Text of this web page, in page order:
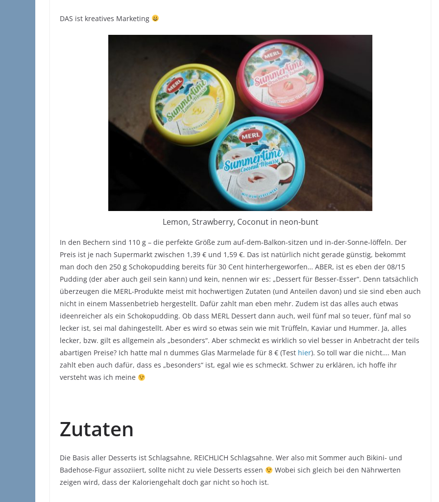
DAS ist kreatives Marketing
Lemon, Strawberry, Coconut in neon-bunt
In den Bechern sind 110 g – die perfekte Größe zum auf-dem-Balkon-sitzen und in-der-Sonne-löffeln. Der
Preis ist je nach Supermarkt zwischen 1,39 € und 1,59 €. Das ist natürlich nicht gerade günstig, bekommt
man doch den 250 g Schokopudding bereits für 30 Cent hinterhergeworfen… ABER, ist es eben der 08/15
Pudding (der aber auch geil sein kann) und kein, nennen wir es: „Dessert für Besser-Esser“. Denn tatsächlich
überzeugen die MERL-Produkte meist mit hochwertigen Zutaten (und Anteilen davon) und sie sind eben auch
nicht in einem Massenbetrieb hergestellt. Dafür zahlt man eben mehr. Zudem ist das alles auch etwas
ideenreicher als ein Schokopudding. Ob dass MERL Dessert dann auch, weil fünf mal so teuer, fünf mal so
lecker ist, sei mal dahingestellt. Aber es wird so etwas sein wie mit Trüffeln, Kaviar und Hummer. Ja, alles
lecker, bzw. gilt es allgemein als „besonders“. Aber schmeckt es wirklich so viel besser in Anbetracht der teils
abartigen Preise? Ich hatte mal n dummes Glas Marmelade für 8 € (Test hier). So toll war die nicht…. Man
zahlt eben auch dafür, dass es „besonders“ ist, egal wie es schmeckt. Schwer zu erklären, ich hoffe ihr
versteht was ich meine
Zutaten
Die Basis aller Desserts ist Schlagsahne, REICHLICH Schlagsahne. Wer also mit Sommer auch Bikini- und
Badehose-Figur assoziiert, sollte nicht zu viele Desserts essen
Wobei sich gleich bei den Nährwerten
zeigen wird, dass der Kaloriengehalt doch gar nicht so hoch ist.